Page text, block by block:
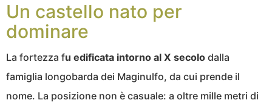
Un castello nato per
dominare
La fortezza fu edificata intorno al X secolo dalla
famiglia longobarda dei Maginulfo, da cui prende il
nome. La posizione non è casuale: a oltre mille metri di